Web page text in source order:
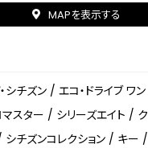
MAPを表示する
シチズン / エコ・ドライブ ワン
スター / シリーズエイト /
シチズンコレクション / キー /